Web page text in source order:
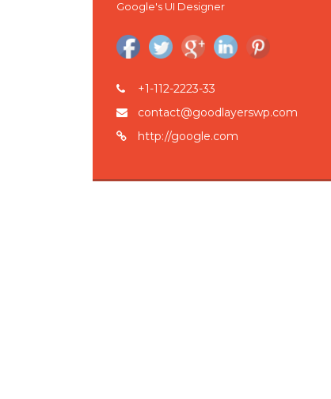
Google's UI Designer
+1-112-2223-33
contact@goodlayerswp.com
http://google.com